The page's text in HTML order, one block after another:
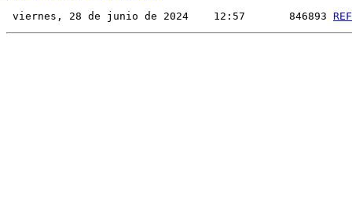
viernes, 28 de junio de 2024    12:57       846893